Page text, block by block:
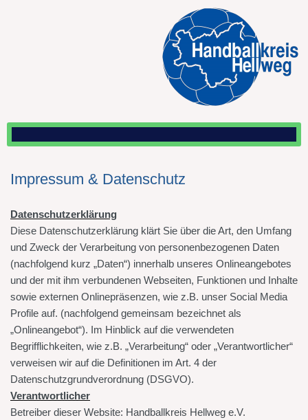
Impressum & Datenschutz
Datenschutzerklärung
Diese Datenschutzerklärung klärt Sie über die Art, den Umfang
und Zweck der Verarbeitung von personenbezogenen Daten
(nachfolgend kurz „Daten“) innerhalb unseres Onlineangebotes
und der mit ihm verbundenen Webseiten, Funktionen und Inhalte
sowie externen Onlinepräsenzen, wie z.B. unser Social Media
Profile auf. (nachfolgend gemeinsam bezeichnet als
„Onlineangebot“). Im Hinblick auf die verwendeten
Begrifflichkeiten, wie z.B. „Verarbeitung“ oder „Verantwortlicher“
verweisen wir auf die Definitionen im Art. 4 der
Datenschutzgrundverordnung (DSGVO).
Verantwortlicher
Betreiber dieser Website: Handballkreis Hellweg e.V.